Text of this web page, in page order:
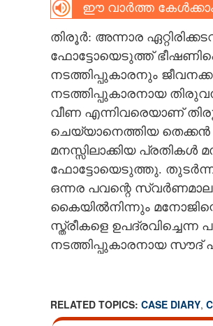
CARTOONS
LITERATURE
CONTACT US
ഈ വാർത്ത
തിരൂർ: അന്നാര
ഫോട്ടോയെടുത്ത്
നടത്തിപ്പുകാരനും
നടത്തിപ്പുകാരനായ
വീണ എന്നിവരെയാണ്
ചെയ്യാനെത്തിയ
മനസ്സിലാക്കിയ പ്രതികൾ
ഫോട്ടോയെടുത്തു. തുടർന്ന്
ഒന്നര പവന്റെ
കൈയിൽനിന്നും
സ്ത്രീകളെ
നടത്തിപ്പുകാരനായ
RELATED TOPICS: CASE DIARY,